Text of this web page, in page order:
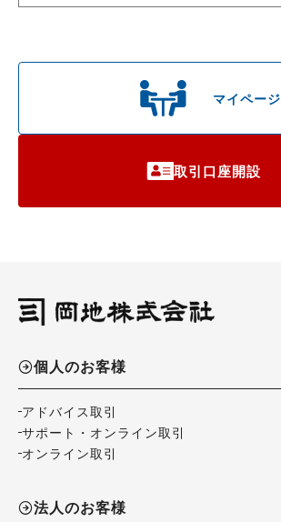
マイページ
取引口座開設
個人のお客様
アドバイス取引
サポート・オンライン取引
オンライン取引
法人のお客様